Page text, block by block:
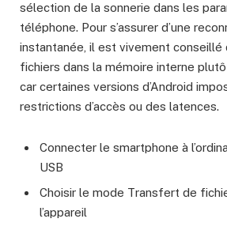
sélection de la sonnerie dans les
téléphone. Pour s’assurer d’une
instantanée, il est vivement conseillé
fichiers dans la mémoire interne
car certaines versions d’Android
restrictions d’accès ou des latences.
Connecter le smartphone à
USB
Choisir le mode Transfert de
l’appareil